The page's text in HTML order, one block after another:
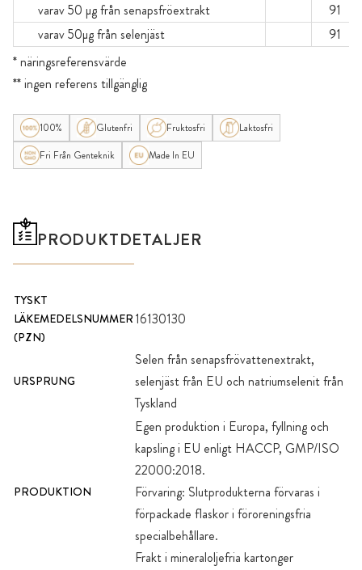
varav 50 µg från senapsfröextrakt
91
varav 50µg från selenjäst
91
* näringsreferensvärde
** ingen referens tillgänglig
100% Glutenfri Fruktosfri
Laktosfri
Fri Från Genteknik
Made In EU
PRODUKTDETALJER
TYSKT
LÄKEMEDELSNUMMER
(PZN)
16130130
URSPRUNG
Selen från senapsfrövattenextrakt,
selenjäst från EU och natriumselenit från
Tyskland
PRODUKTION
Egen produktion i Europa, fyllning och
kapsling i EU enligt HACCP, GMP/ISO
22000:2018.
Förvaring: Slutprodukterna förvaras i
förpackade flaskor i föroreningsfria
specialbehållare.
Frakt i mineraloljefria kartonger